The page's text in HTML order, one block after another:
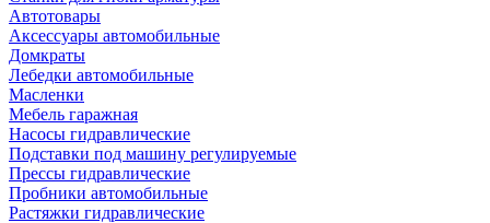
Автотовары
Аксессуары автомобильные
Домкраты
Лебедки автомобильные
Масленки
Мебель гаражная
Насосы гидравлические
Подставки под машину регулируемые
Прессы гидравлические
Пробники автомобильные
Растяжки гидравлические